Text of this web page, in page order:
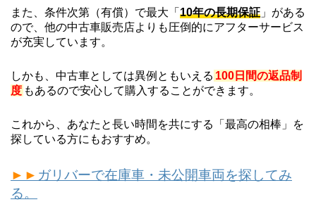
また、条件次第（有償）で最大「 10年の長期保証 」がある
ので、他の中古車販売店よりも圧倒的にアフターサービス
が充実しています。
しかも、中古車としては異例ともいえる 100日間の返品制
度 もあるので安心して購入することができます。
これから、あなたと長い時間を共にする「最高の相棒」を
探している方にもおすすめ。
►► ガリバーで在庫車・未公開車両を探してみ
る。